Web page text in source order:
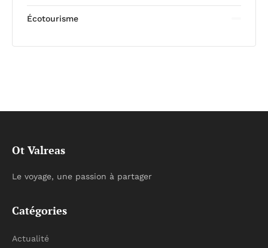
Écotourisme
Ot Valreas
Le voyage, une passion à partager
Catégories
Actualité